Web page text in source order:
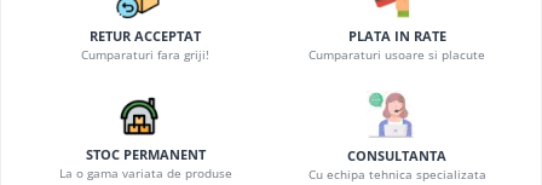
RETUR ACCEPTAT
Cumparaturi fara griji!
PLATA IN RATE
Cumparaturi usoare si placute
STOC PERMANENT
La o gama variata de produse
CONSULTANTA
Cu echipa tehnica specializata